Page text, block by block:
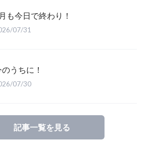
も今日で終わり！
07/31
のうちに！
07/30
記事一覧を見る